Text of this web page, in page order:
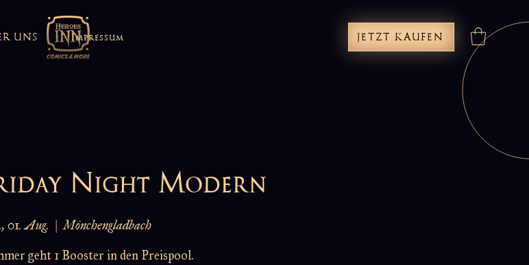
UNS Impressum JETZT KAUFEN
Night Modern
01. Aug.
  |
Mönchengladbach
geht 1 Booster in den Preispool.